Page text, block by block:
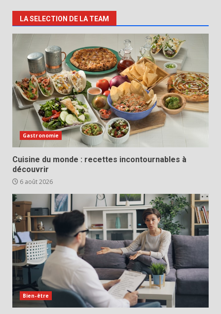
LA SELECTION DE LA TEAM
Gastronomie
Cuisine du monde : recettes incontournables à
découvrir
6 août 2026
Bien-être